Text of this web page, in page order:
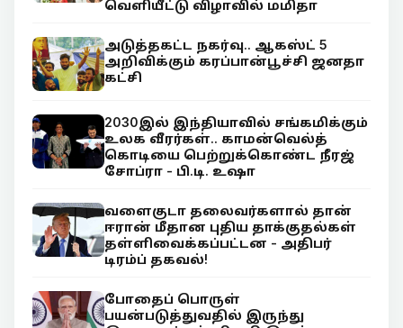
வெளியீட்டு விழாவில் மமிதா
அடுத்தகட்ட நகர்வு.. ஆகஸ்ட் 5
அறிவிக்கும் கரப்பான்பூச்சி ஜனதா
கட்சி
2030இல் இந்தியாவில் சங்கமிக்கும்
உலக வீரர்கள்.. காமன்வெல்த்
கொடியை பெற்றுக்கொண்ட நீரஜ்
சோப்ரா - பி.டி. உஷா
வளைகுடா தலைவர்களால் தான்
ஈரான் மீதான புதிய தாக்குதல்கள்
தள்ளிவைக்கப்பட்டன - அதிபர்
டிரம்ப் தகவல்!
போதைப் பொருள்
பயன்படுத்துவதில் இருந்து